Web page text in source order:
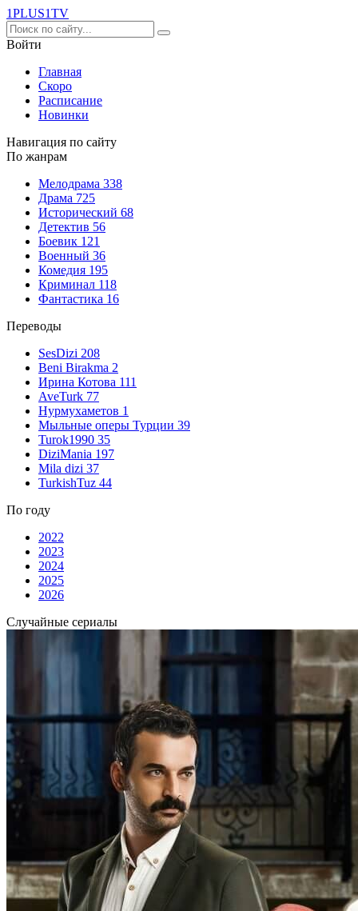
1PLUS1TV
Войти
Главная
Скоро
Расписание
Новинки
Навигация по сайту
По жанрам
Мелодрама 338
Драма 725
Исторический 68
Детектив 56
Боевик 121
Военный 36
Комедия 195
Криминал 118
Фантастика 16
Переводы
SesDizi 208
Beni Birakma 2
Ирина Котова 111
AveTurk 77
Нурмухаметов 1
Мыльные оперы Турции 39
Turok1990 35
DiziMania 197
Mila dizi 37
TurkishTuz 44
По году
2022
2023
2024
2025
2026
Случайные сериалы